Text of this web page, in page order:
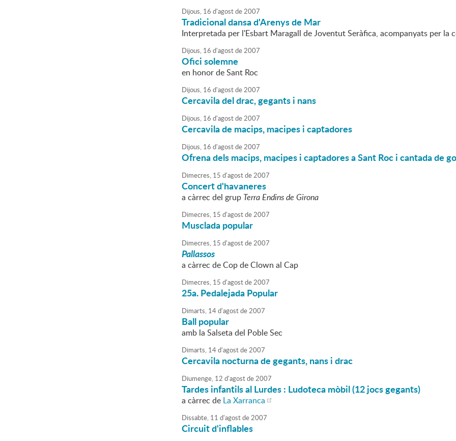
Dijous, 16 d'agostde2007
Tradicional dansa d'Arenys de Mar
Interpretada per l'Esbart Maragall de Joventut Seràfica, acompanyats per la
Dijous, 16 d'agostde2007
Ofici solemne
en honor de Sant Roc
Dijous, 16 d'agostde2007
Cercavila del drac, gegants i nans
Dijous, 16 d'agostde2007
Cercavila de macips, macipes i captadores
Dijous, 16 d'agostde2007
Ofrena dels macips, macipes i captadores a Sant Roc i cantada de
Dimecres, 15 d'agostde2007
Concert d'havaneres
a càrrec del grup Terra Endins de Girona
Dimecres, 15 d'agostde2007
Musclada popular
Dimecres, 15 d'agostde2007
Pallassos
a càrrec de Cop de Clown al Cap
Dimecres, 15 d'agostde2007
25a. Pedalejada Popular
Dimarts, 14d'agostde2007
Ball popular
amb la Salseta del Poble Sec
Dimarts, 14d'agostde2007
Cercavila nocturna de gegants, nans i drac
Diumenge, 12 d'agostde2007
Tardes infantils al Lurdes : Ludoteca mòbil (12 jocs gegants)
a càrrec de La Xarranca
Dissabte, 11 d'agostde2007
Circuit d'inflables